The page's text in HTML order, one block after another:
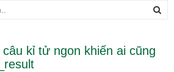
kỉ tử ngon khiến ai cũng